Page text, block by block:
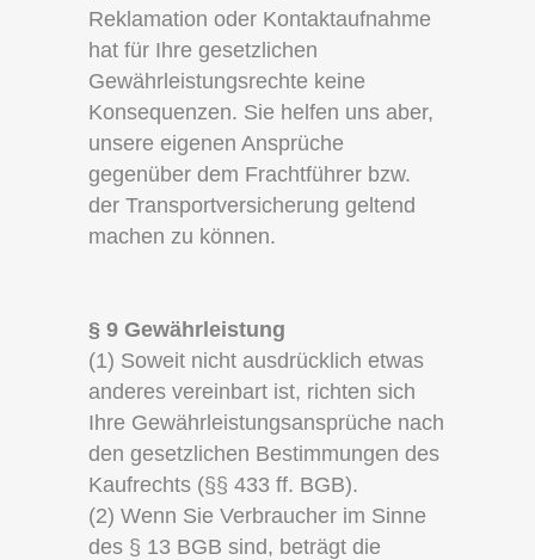
Reklamation oder Kontaktaufnahme
hat für Ihre gesetzlichen
Gewährleistungsrechte keine
Konsequenzen. Sie helfen uns aber,
unsere eigenen Ansprüche
gegenüber dem Frachtführer bzw.
der Transportversicherung geltend
machen zu können.
§ 9 Gewährleistung
(1) Soweit nicht ausdrücklich etwas
anderes vereinbart ist, richten sich
Ihre Gewährleistungsansprüche nach
den gesetzlichen Bestimmungen des
Kaufrechts (§§ 433 ff. BGB).
(2) Wenn Sie Verbraucher im Sinne
des § 13 BGB sind, beträgt die